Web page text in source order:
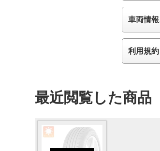
車両情
利用規
最近閲覧した商品